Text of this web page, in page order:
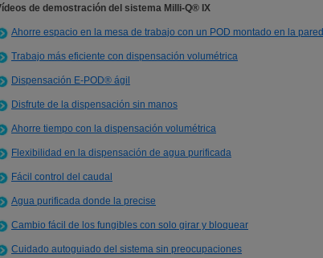
de demostración del sistema Milli-Q® IX
Ahorre espacio en la mesa de trabajo con un POD montado en la pared
Trabajo más eficiente con dispensación volumétrica
Dispensación E-POD® ágil
Disfrute de la dispensación sin manos
Ahorre tiempo con la dispensación volumétrica
Flexibilidad en la dispensación de agua purificada
Fácil control del caudal
Agua purificada donde la precise
Cambio fácil de los fungibles con solo girar y bloquear
Cuidado autoguiado del sistema sin preocupaciones